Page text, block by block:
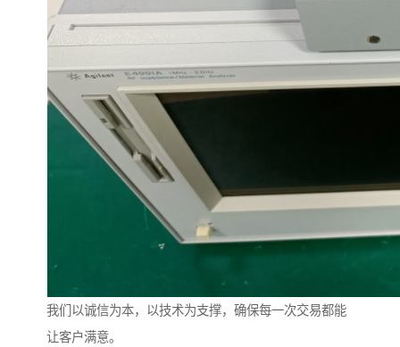
我们以诚信为本，以技术为支撑，确保每一次交易都能
让客户满意。